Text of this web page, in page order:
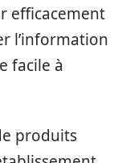
efficacement
l’information
facile à
produits